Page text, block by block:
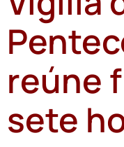
reúne
sete